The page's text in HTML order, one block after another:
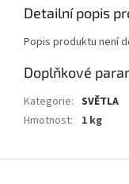
Detailní popis
Popis produktu není
Doplňkové
Kategorie: SVĚTLA
Hmotnost: 1 kg